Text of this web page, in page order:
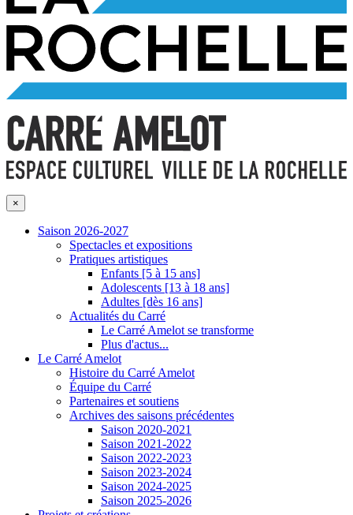
×
Saison 2026-2027
Spectacles et expositions
Pratiques artistiques
Enfants [5 à 15 ans]
Adolescents [13 à 18 ans]
Adultes [dès 16 ans]
Actualités du Carré
Le Carré Amelot se transforme
Plus d'actus...
Le Carré Amelot
Histoire du Carré Amelot
Équipe du Carré
Partenaires et soutiens
Archives des saisons précédentes
Saison 2020-2021
Saison 2021-2022
Saison 2022-2023
Saison 2023-2024
Saison 2024-2025
Saison 2025-2026